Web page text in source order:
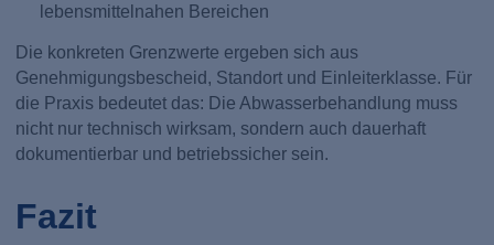
lebensmittelnahen Bereichen
Die konkreten Grenzwerte ergeben sich aus
Genehmigungsbescheid, Standort und Einleiterklasse. Für
die Praxis bedeutet das: Die Abwasserbehandlung muss
nicht nur technisch wirksam, sondern auch dauerhaft
dokumentierbar und betriebssicher sein.
Fazit